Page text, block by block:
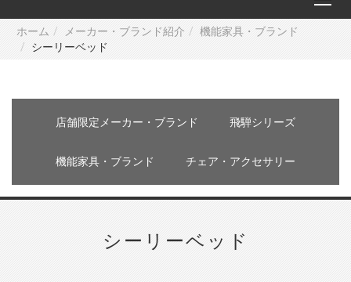
ホーム メーカー・ブランド紹介
機能家具・ブランド
シーリーベッド
店舗限定メーカー・ブランド 飛騨シリーズ
機能家具・ブランド チェア・アクセサリー
シーリーベッド